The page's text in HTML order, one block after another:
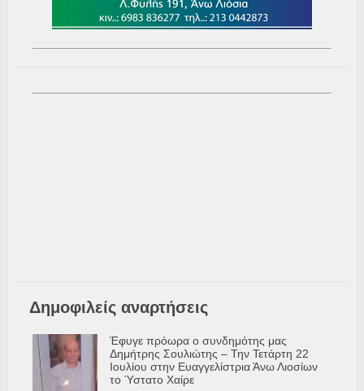
Δημοφιλείς αναρτήσεις
Έφυγε πρόωρα ο συνδημότης μας
Δημήτρης Σουλιώτης – Την Τετάρτη 22
Ιουλίου στην Ευαγγελίστρια Άνω Λιοσίων
το Ύστατο Χαίρε